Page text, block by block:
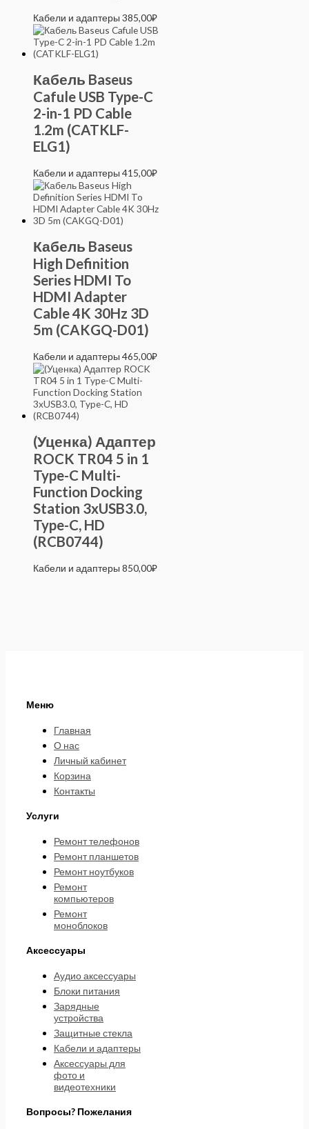
Кабели и адаптеры 385,00₽
Кабель Baseus
Cafule USB Type-C
2-in-1 PD Cable
1.2m (CATKLF-
ELG1)
Кабели и адаптеры 415,00₽
Кабель Baseus
High Definition
Series HDMI To
HDMI Adapter
Cable 4K 30Hz 3D
5m (CAKGQ-D01)
Кабели и адаптеры 465,00₽
(Уценка) Адаптер
ROCK TR04 5 in 1
Type-C Multi-
Function Docking
Station 3xUSB3.0,
Type-C, HD
(RCB0744)
Кабели и адаптеры 850,00₽
Меню
Главная
О нас
Личный кабинет
Корзина
Контакты
Услуги
Ремонт телефонов
Ремонт планшетов
Ремонт ноутбуков
Ремонт
компьютеров
Ремонт
моноблоков
Аксессуары
Аудио аксессуары
Блоки питания
Зарядные
устройства
Защитные стекла
Кабели и адаптеры
Аксессуары для
фото и
видеотехники
Вопросы? Пожелания